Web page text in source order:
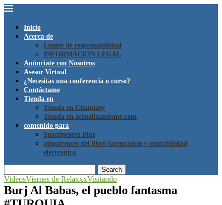
Inicio
Acerca de
Limite de responsabilidad
INFORMACION LEGAL
Anúnciate con Nosotros
Asesor Virtual
¿Necesitas una conferencia o curso?
Contáctame
Tienda en
Tienda en Chamlaty
Tienda en actualizandome.com
contenido para
Suscriptores Plus
adquirentes del libro facturacion y contabilidad
electronica
Search
VideosViernes de RelaxxxVisitando
Burj Al Babas, el pueblo fantasma